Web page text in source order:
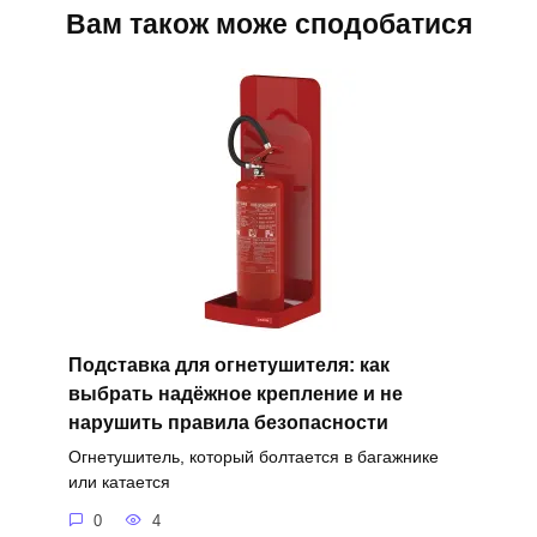
Вам також може сподобатися
Подставка для огнетушителя: как
выбрать надёжное крепление и не
нарушить правила безопасности
Огнетушитель, который болтается в багажнике
или катается
0 4